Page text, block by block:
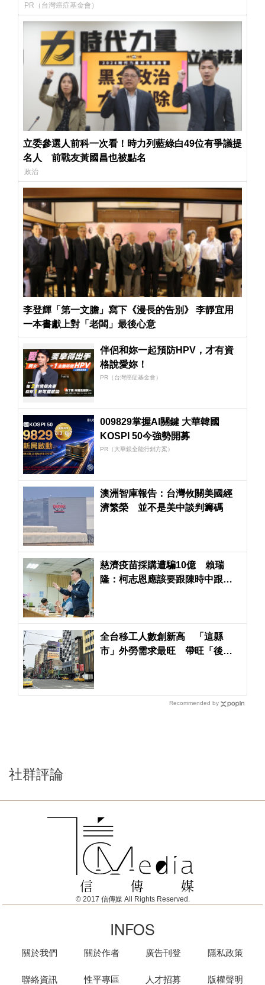
PR（台灣癌症基金會）
立委參選人前科一次看！時力列藍綠白49位有爭議提
名人 前戰友黃國昌也被點名
政治
李登輝「第一文膽」寫下《漫長的告別》 李靜宜用
一本書獻上對「老闆」最後心意
伴侶和妳一起預防HPV，才有資
格說愛妳！
PR（台灣癌症基金會）
009829掌握AI關鍵 大華韓國
KOSPI 50今強勢開募
PR（大華銀全能行銷方案）
澳洲智庫報告：台灣攸關美國經
濟繁榮 並不是美中談判籌碼
慈濟疫苗採購遭騙10億 賴瑞
隆：柯志恩應該要跟陳時中跟民
全台移工人數創新高 「這縣
市」外勞需求最旺 帶旺「後站
Recommended by
社群評論
© 2017 信傳媒 All Rights Reserved.
INFOS
關於我們
聯絡資訊
關於作者
性平專區
廣告刊登
人才招募
隱私政策
版權聲明